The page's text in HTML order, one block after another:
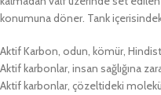
konumuna döner. Tank
Aktif Karbon, odun, kömür,
Aktif karbonlar, insan sağlığına
Aktif karbonlar, çözeltideki